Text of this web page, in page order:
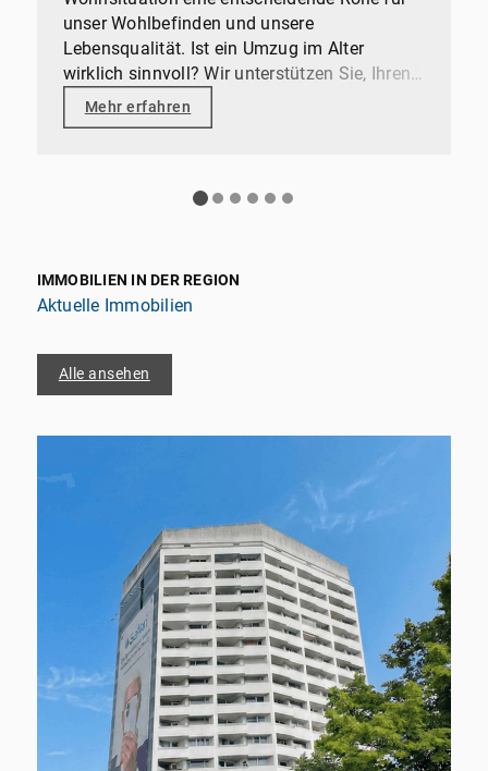
unser Wohlbefinden und unsere
Lebensqualität. Ist ein Umzug im Alter
wirklich sinnvoll? Wir unterstützen Sie, Ihren
zweiten Lebensabschnitt komfortabel und
selbstbestimmt zu gestalten.
Mehr erfahren
IMMOBILIEN IN DER REGION
Aktuelle Immobilien
Alle ansehen